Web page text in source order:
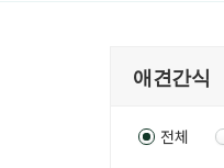
전체